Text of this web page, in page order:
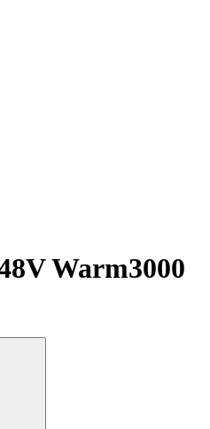
Warm3000